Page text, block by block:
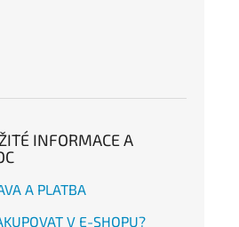
INFORMACE A
A PLATBA
V E-SHOPU?